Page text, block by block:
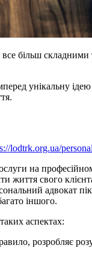
більш
унікальну
lodtrk.org.ua/
на
життя свого
адвокат
іншого.
аспектах:
розробляє